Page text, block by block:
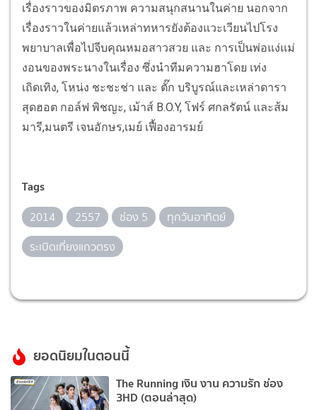
เรื่องราวของมิตรภาพ ความสนุกสนานในค่าย นอกจาก
เรื่องราวในค่ายแล้วเหล่าทหารยังต้องแวะเวียนไปโรง
พยาบาลเพื่อไปจีบคุณหมอสาวสวย และ การเป็นพ่อแง่แม่
งอนของพระนางในเรื่อง ซึ่งนำทีมความฮาโดย เท่ง
เถิดเทิง, โหน่ง ชะชะช่า และ ตั๊ก บริบูรณ์และเหล่าดารา
สุดฮอต กอล์ฟ พิชญะ, เม้าส์ B.O.Y, โฟร์ ศกลรัตน์ และส้ม
มารี,มนตรี เจนอักษร,เมย์ เฟื้องอารมย์
Tags
2014 2557 ช่อง 5
ทุกวันอาทิตย์
ระเบิดเที่ยงแถวตรง
ยอดนิยมในตอนนี้
The Running เงิน งาน ความรัก ช่อง
3HD (ตอนล่าสุด)